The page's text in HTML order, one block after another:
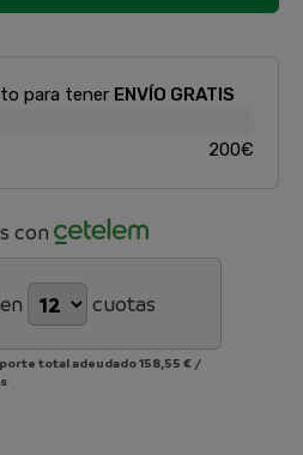
para tener ENVÍO GRATIS
200€
con
cuotas
total adeudado158,55 € /